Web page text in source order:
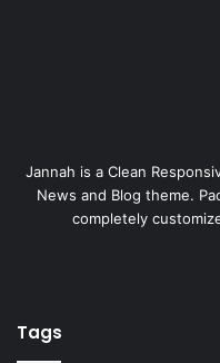
Jannah is a Clean
News and Blog theme.
completely
Tags